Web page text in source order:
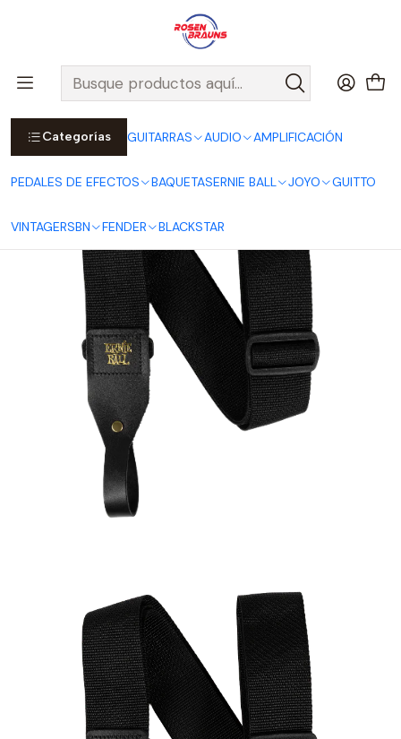
Categorías GUITARRAS AUDIO AMPLIFICACIÓN
PEDALES DE EFECTOS BAQUETASERNIE BALL JOYO GUITTO
VINTAGERSBN FENDER BLACKSTAR
Por compras sobre $25.000 en Santiago urbano, Colina o
Padre Hurtado, incluimos el despacho!
Ver Detalles
Inicio ERNIE BALL CORREAS ERNIE BALL
Polypro Straps
Correa Polypro para Guitarra Acústica Black P05365